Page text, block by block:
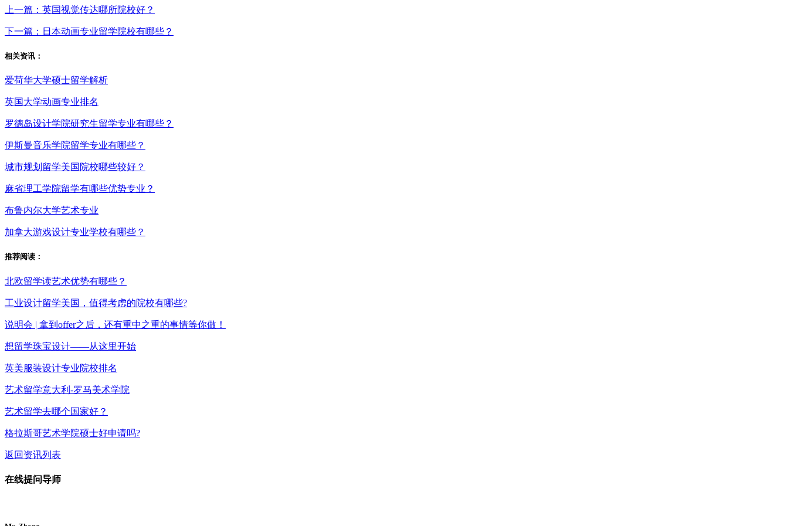
上一篇：英国视觉传达哪所院校好？
下一篇：日本动画专业留学院校有哪些？
相关资讯：
爱荷华大学硕士留学解析
英国大学动画专业排名
罗德岛设计学院研究生留学专业有哪些？
伊斯曼音乐学院留学专业有哪些？
城市规划留学美国院校哪些较好？
麻省理工学院留学有哪些优势专业？
布鲁内尔大学艺术专业
加拿大游戏设计专业学校有哪些？
推荐阅读：
北欧留学读艺术优势有哪些？
工业设计留学美国，值得考虑的院校有哪些?
说明会 | 拿到offer之后，还有重中之重的事情等你做！
想留学珠宝设计——从这里开始
英美服装设计专业院校排名
艺术留学意大利-罗马美术学院
艺术留学去哪个国家好？
格拉斯哥艺术学院硕士好申请吗?
返回资讯列表
在线提问导师